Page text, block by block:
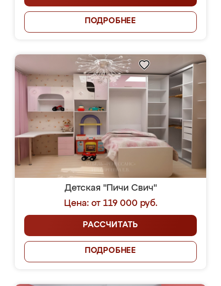
ПОДРОБНЕЕ
Детская "Пичи Свич"
Цена: от 119 000 руб.
РАССЧИТАТЬ
ПОДРОБНЕЕ